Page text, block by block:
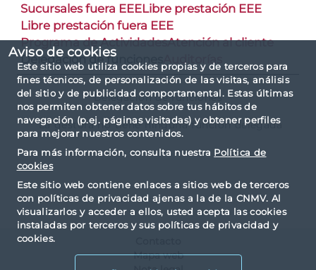
Aviso de cookies
Este sitio web utiliza cookies propias y de terceros para
fines técnicos, de personalización de las visitas, análisis
del sitio y de publicidad comportamental. Estas últimas
nos permiten obtener datos sobre tus hábitos de
navegación (p.ej. páginas visitadas) y obtener perfiles
para mejorar nuestros contenidos.
Para más información, consulta nuestra Política de
cookies
Este sitio web contiene enlaces a sitios web de terceros
con políticas de privacidad ajenas a la de la CNMV. Al
visualizarlos y acceder a ellos, usted acepta las cookies
instaladas por terceros y sus políticas de privacidad y
cookies.
Sucursales fuera EEELibre prestación EEE
Libre prestación fuera EEE
Programa de ActividadesAtención al cliente
Delegación de funciones
Auditorías
Delegación de funciones
La gestora no tiene ninguna función delegada
Mapa web